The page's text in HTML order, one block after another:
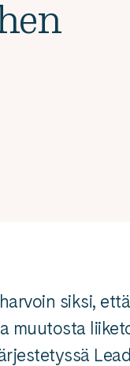
siksi,
muutosta